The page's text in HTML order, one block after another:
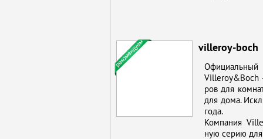
villeroy-boch
Villeroy&Boch
ров для
для до­ма.
го­да.
Ком­па­ния
ную се­рию для